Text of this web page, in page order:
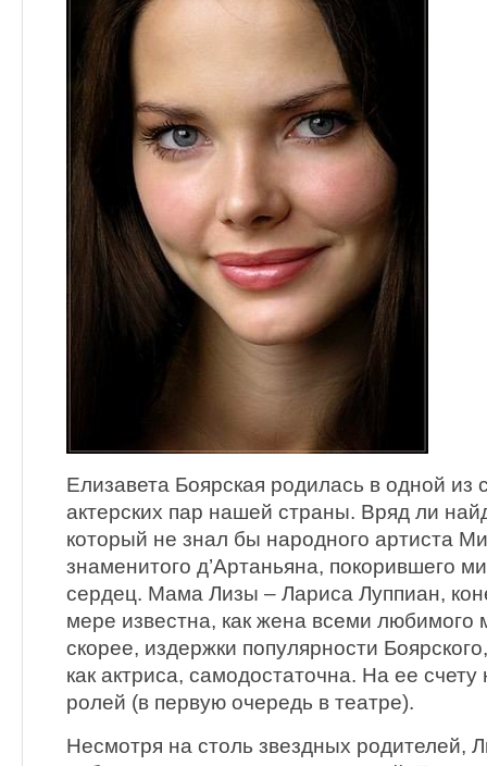
Елизавета Боярская родилась в одной из
актерских пар нашей страны. Вряд ли
который не знал бы народного артиста
знаменитого д’Артаньяна, покорившего
сердец. Мама Лизы – Лариса Луппиан,
мере известна, как жена всеми любимого
скорее, издержки популярности
как актриса, самодостаточна. На ее
ролей (в первую очередь в театре).
Несмотря на столь звездных родителей,